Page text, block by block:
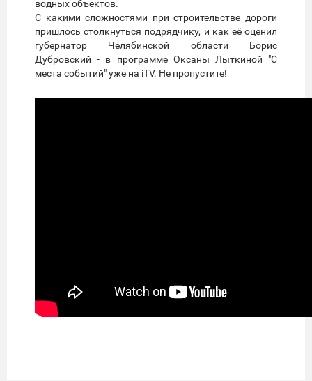
водных объектов.
С какими сложностями при строительстве дороги
пришлось столкнуться подрядчику, и как её оценил
губернатор Челябинской области Борис
Дубровский - в программе Оксаны Лыткиной "С
места событий" уже на iTV. Не пропустите!